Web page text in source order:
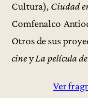
Cultura), Ciudad
Comfenalco
Otros de sus
cineyLa película
Ver